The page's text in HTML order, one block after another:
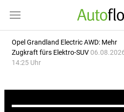
Opel Grandland Electric AWD: Mehr
Zugkraft fürs Elektro-SUV
14:25 Uhr